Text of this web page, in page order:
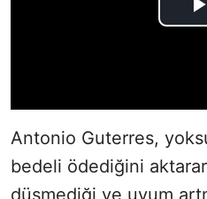
Antonio Guterres,
bedeli ödediğini